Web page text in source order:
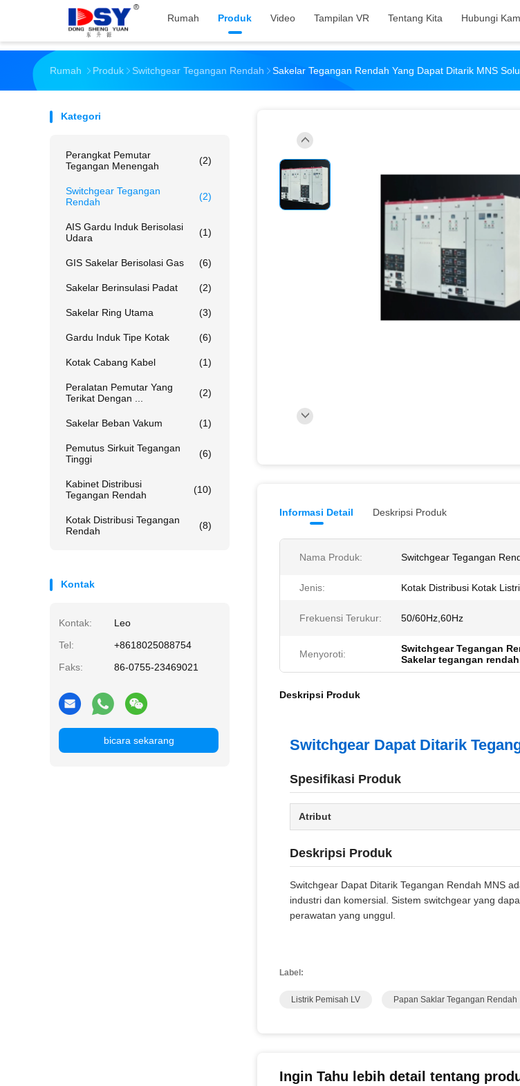
Rumah Produk Video Tampilan VR Tentang Kita Hubungi
Rumah Produk Switchgear Tegangan Rendah Sakelar Tegangan Rendah Yang Dapat Ditarik MNS
Kategori
Perangkat Pemutar
Tegangan Menengah
(2)
Switchgear Tegangan
Rendah
(2)
AIS Gardu Induk Berisolasi
Udara
(1)
GIS Sakelar Berisolasi Gas (6)
Sakelar Berinsulasi Padat (2)
Sakelar Ring Utama (3)
Gardu Induk Tipe Kotak (6)
Kotak Cabang Kabel (1)
Peralatan Pemutar Yang
Terikat Dengan ...
(2)
Sakelar Beban Vakum (1)
Pemutus Sirkuit Tegangan
Tinggi
(6)
Kabinet Distribusi
Tegangan Rendah
(10)
Kotak Distribusi Tegangan
Rendah
(8)
Kontak
Kontak:
Leo
Tel:
+8618025088754
Faks:
86-0755-23469021
bicara sekarang
Informasi Detail Deskripsi Produk
Nama Produk: Switchgear Tegangan
Jenis: Kotak Distribusi Kotak
Frekuensi Terukur: 50/60Hz,60Hz
Menyoroti: Switchgear Tegangan
Sakelar tegangan
Deskripsi Produk
Switchgear Dapat Ditarik
Spesifikasi Produk
Atribut
Deskripsi Produk
Switchgear Dapat Ditarik Tegangan Rendah MNS
industri dan komersial. Sistem switchgear yang
perawatan yang unggul.
Label:
Listrik Pemisah LV Papan Saklar Tegangan Rendah
Ingin Tahu lebih detail tentang